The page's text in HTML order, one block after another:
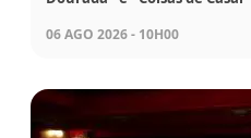
06 AGO 2026 - 10H00